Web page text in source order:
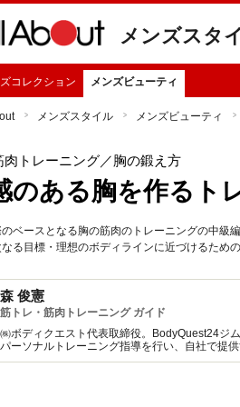
メンズスタ
コレクション メンズビューティ
メンズスタイル メンズビューティ
肉トレーニング／胸の鍛え方
のある胸を作るト
ベースとなる胸の筋肉のトレーニングの中級
る目標・理想のボディラインに近づけるため
森 俊憲
筋トレ・筋肉トレーニング ガイド
㈱ボディクエスト代表取締役。BodyQuest24ジ
パーソナルトレーニング指導を行い、自社で提
の他、企業向けの健康指導や講演、また各種メ